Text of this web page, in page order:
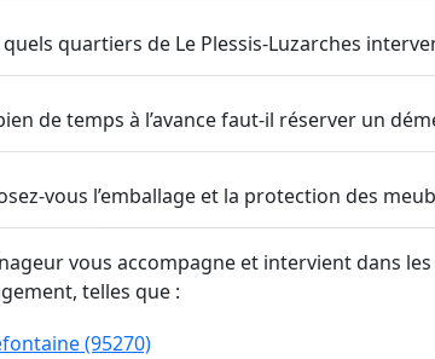
quartiers de Le Plessis-Luzarches
de temps à l’avance faut-il réserver un
vous l’emballage et la protection des
vous accompagne et intervient dans
telles que :
(95270)